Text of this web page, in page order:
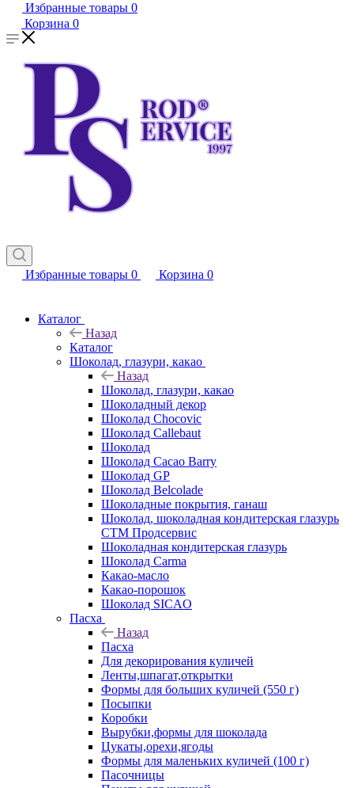
Избранные товары 0
Корзина 0
Избранные товары 0 Корзина 0
Каталог
Назад
Каталог
Шоколад, глазури, какао
Назад
Шоколад, глазури, какао
Шоколадный декор
Шоколад Chocovic
Шоколад Callebaut
Шоколад
Шоколад Cacao Barry
Шоколад GP
Шоколад Belcolade
Шоколадные покрытия, ганаш
Шоколад, шоколадная кондитерская глазурь
СТМ Продсервис
Шоколадная кондитерская глазурь
Шоколад Carma
Какао-масло
Какао-порошок
Шоколад SICAO
Пасха
Назад
Пасха
Для декорирования куличей
Ленты,шпагат,открытки
Формы для больших куличей (550 г)
Посыпки
Коробки
Вырубки,формы для шоколада
Цукаты,орехи,ягоды
Формы для маленьких куличей (100 г)
Пасочницы